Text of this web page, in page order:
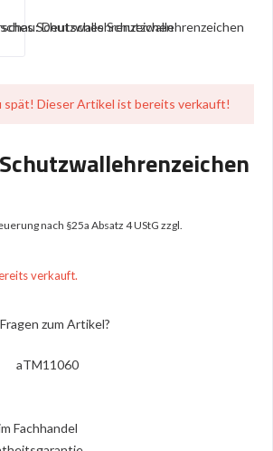
spät! Dieser Artikel ist bereits verkauft!
nach §25a Absatz 4 UStG zzgl.
verkauft.
Fragen zum Artikel?
aTM11060
Fachhandel